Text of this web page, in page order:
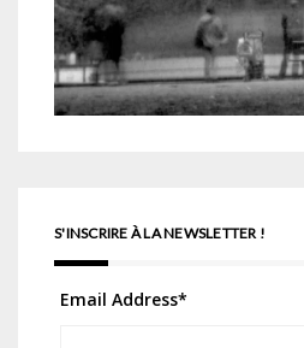
S'INSCRIRE À LA NEWSLETTER !
Email Address*